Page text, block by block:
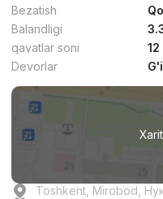
Bezatish
Balandligi
qavatlar soni
Devorlar
Toshkent, Mirobod,